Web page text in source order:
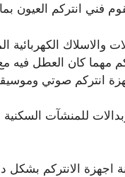
فني انتركم العيون
والاسلاك الكهربائية
مهما كان العطل
انتركم صوتي
للمنشآت
اجهزة الانتركم